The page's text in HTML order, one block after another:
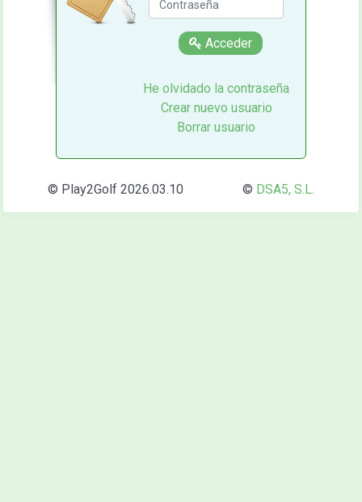
Acceder
He olvidado la contraseña
Crear nuevo usuario
Borrar usuario
© DSA5, S.L.
© Play2Golf 2026.03.10